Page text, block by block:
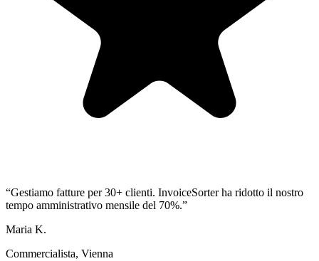
“Gestiamo fatture per 30+ clienti. InvoiceSorter ha ridotto il nostro
tempo amministrativo mensile del 70%.”
Maria K.
Commercialista, Vienna